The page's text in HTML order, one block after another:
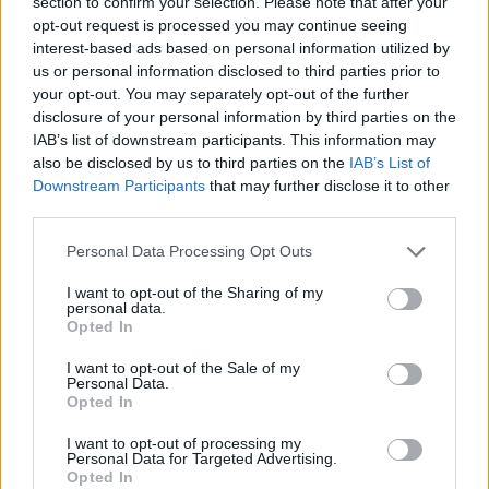
opt-out request is processed you may continue seeing
interest-based ads based on personal information utilized by
us or personal information disclosed to third parties prior to
your opt-out. You may separately opt-out of the further
disclosure of your personal information by third parties on the
IAB’s list of downstream participants. This information may
also be disclosed by us to third parties on the IAB’s List of
Downstream Participants that may further disclose it to other
Personal Data Processing Opt Outs
I want to opt-out of the Sharing of my
personal data.
Opted In
I want to opt-out of the Sale of my
Personal Data.
Opted In
I want to opt-out of processing my
Personal Data for Targeted Advertising.
Opted In
nocturna
Consulta a un alergólogo:Un especialista puede
realizar pruebas para identificar tus alérgenos
específicos y recomendar tratamientos
personalizados como antihistamínicos o
inmunoterapia